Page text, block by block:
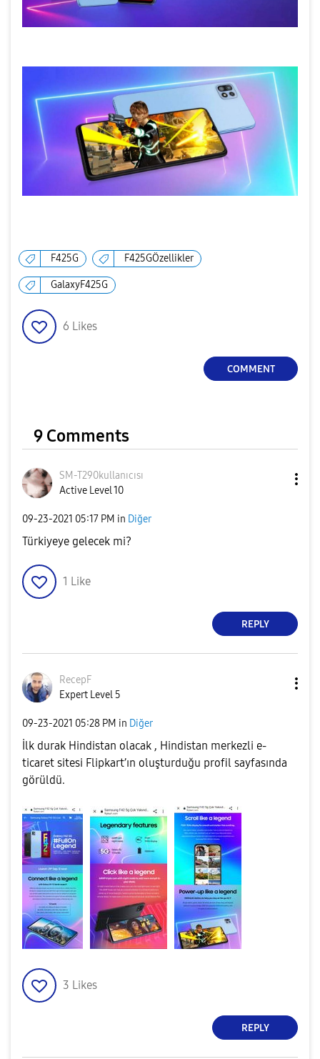
F425G F425GÖzellikler
GalaxyF425G
6 Likes
COMMENT
9 Comments
SM-T290kullanıcısı
Active Level 10
‎09-23-2021 05:17 PM in Diğer
Türkiyeye gelecek mi?
1 Like
REPLY
RecepF
Expert Level 5
‎09-23-2021 05:28 PM in Diğer
İlk durak Hindistan olacak , Hindistan merkezli e-
ticaret sitesi Flipkart’ın oluşturduğu profil sayfasında
görüldü.
3 Likes
REPLY